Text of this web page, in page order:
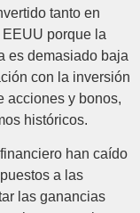
tanto en
porque la
es demasiado baja
con la inversión
acciones y bonos,
históricos.
han caído
a las
las ganancias